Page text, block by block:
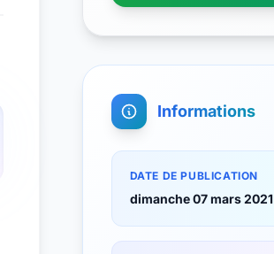
Informations
DATE DE PUBLICATION
dimanche 07 mars 2021